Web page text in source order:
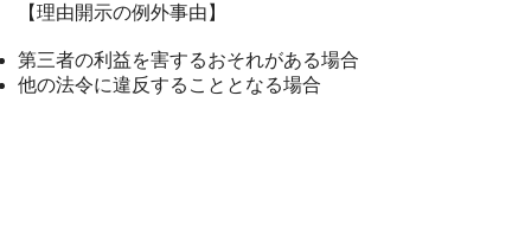
【理由開示の例外事由】
第三者の利益を害するおそれがある場合
他の法令に違反することとなる場合